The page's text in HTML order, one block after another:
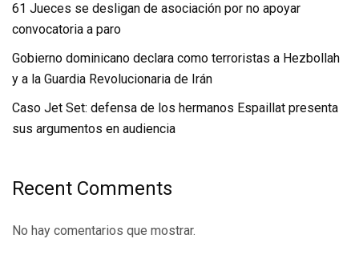
61 Jueces se desligan de asociación por no apoyar
convocatoria a paro
Gobierno dominicano declara como terroristas a Hezbollah
y a la Guardia Revolucionaria de Irán
Caso Jet Set: defensa de los hermanos Espaillat presenta
sus argumentos en audiencia
Recent Comments
No hay comentarios que mostrar.